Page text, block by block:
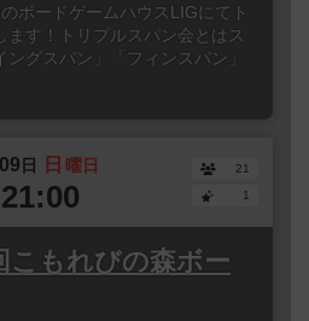
ボードゲームハウスLIGにてト
ます！トリプルスパン会とはス
グスパン」「フィンスパン」
09日 日 曜日
21
1
こもれびの森ボー